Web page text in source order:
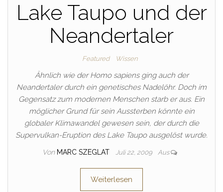
Lake Taupo und der
Neandertaler
Featured Wissen
Ähnlich wie der Homo sapiens ging auch der
Neandertaler durch ein genetisches Nadelöhr. Doch im
Gegensatz zum modernen Menschen starb er aus. Ein
möglicher Grund für sein Aussterben könnte ein
globaler Klimawandel gewesen sein, der durch die
Supervulkan-Eruption des Lake Taupo ausgelöst wurde.
Von MARC SZEGLAT Juli 22, 2009 Aus
Weiterlesen